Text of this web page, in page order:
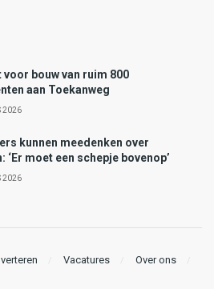
voor bouw van ruim 800
aan Toekanweg
2026
kunnen meedenken over
‘Er moet een schepje bovenop’
2026
Vacatures
Over ons